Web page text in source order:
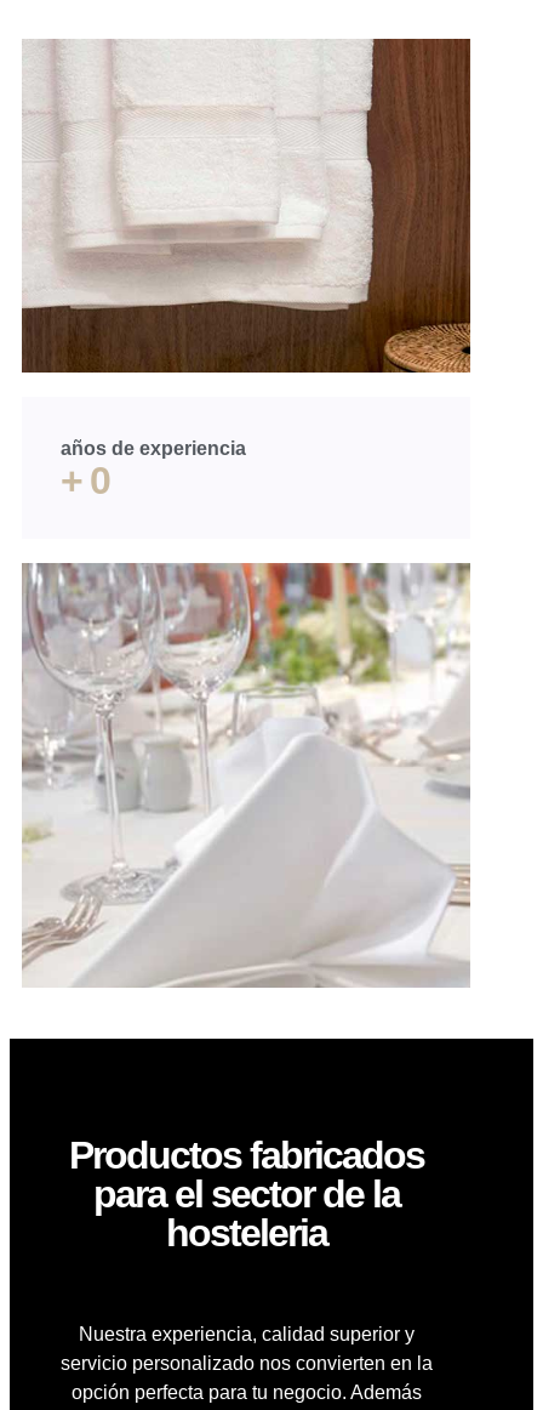
años de experiencia
+ 0
Productos fabricados
para el sector de la
hosteleria
Nuestra experiencia, calidad superior y
servicio personalizado nos convierten en la
opción perfecta para tu negocio. Además